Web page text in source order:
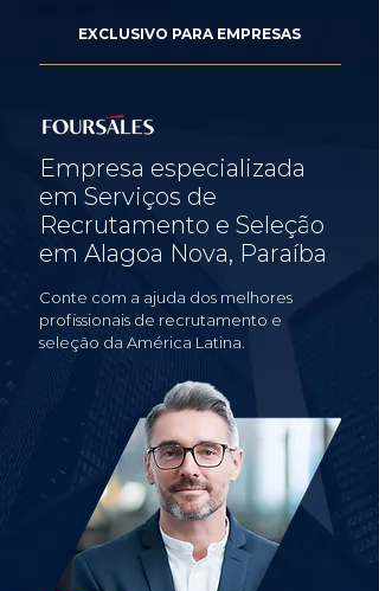
EXCLUSIVO PARA EMPRESAS
Empresa especializada
em Serviços de
Recrutamento e Seleção
em Alagoa Nova, Paraíba
Conte com a ajuda dos melhores
profissionais de recrutamento e
seleção da América Latina.